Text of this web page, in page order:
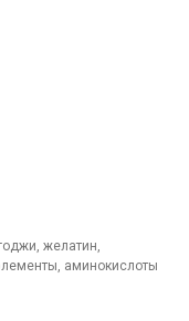
желатин,
аминокислоты